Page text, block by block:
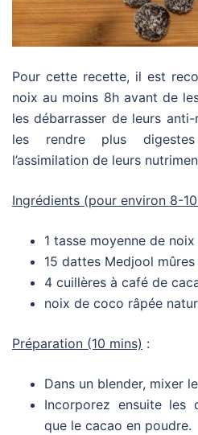
Pour cette recette, il est
noix au moins 8h avant de
les débarrasser de leurs
les rendre plus
l’assimilation de leurs
Ingrédients (pour environ 8-
1 tasse moyenne de
15 dattes Medjool
4 cuillères à café de
noix de coco râpée
Préparation (10 mins) :
Dans un blender, mixer
Incorporez ensuite les
que le cacao en poudre.